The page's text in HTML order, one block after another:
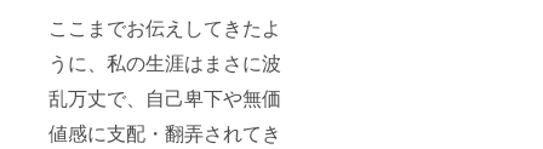
ここまでお伝えしてきたよ
うに、私の生涯はまさに波
乱万丈で、自己卑下や無価
値感に支配・翻弄されてき